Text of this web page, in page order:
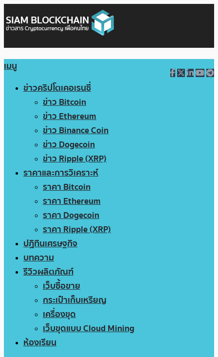
เมนู
ข่าวคริปโตเคอเรนซี่
ข่าว Bitcoin
ข่าว Ethereum
ข่าว Binance Coin
ข่าว Dogecoin
ข่าว Ripple (XRP)
ราคาและการวิเคราะห์
ราคา Bitcoin
ราคา Ethereum
ราคา Dogecoin
ราคา Ripple (XRP)
ปฏิทินเศรษฐกิจ
บทความ
รีวิวผลิตภัณฑ์
เว็บซื้อขาย
กระเป๋าเก็บเหรียญ
เครื่องขุด
เว็บขุดแบบ Cloud Mining
ห้องเรียน